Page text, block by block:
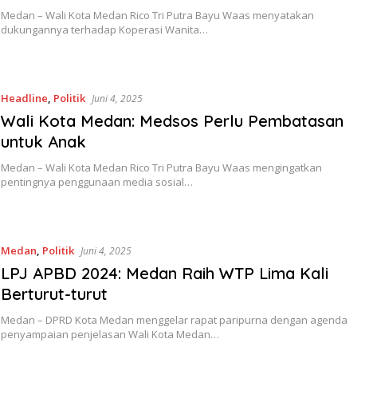
Medan – Wali Kota Medan Rico Tri Putra Bayu Waas menyatakan
dukungannya terhadap Koperasi Wanita…
Headline, Politik Juni 4, 2025
Wali Kota Medan: Medsos Perlu Pembatasan
untuk Anak
Medan – Wali Kota Medan Rico Tri Putra Bayu Waas mengingatkan
pentingnya penggunaan media sosial…
Medan, Politik Juni 4, 2025
LPJ APBD 2024: Medan Raih WTP Lima Kali
Berturut-turut
Medan – DPRD Kota Medan menggelar rapat paripurna dengan agenda
penyampaian penjelasan Wali Kota Medan…